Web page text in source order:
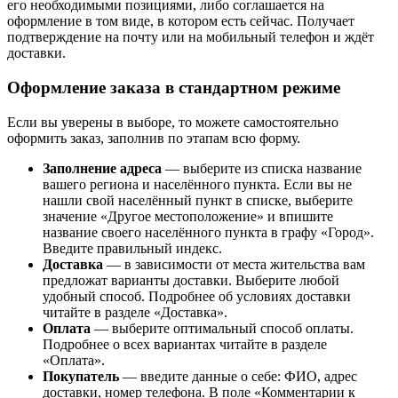
его необходимыми позициями, либо соглашается на
оформление в том виде, в котором есть сейчас. Получает
подтверждение на почту или на мобильный телефон и ждёт
доставки.
Оформление заказа в стандартном режиме
Если вы уверены в выборе, то можете самостоятельно
оформить заказ, заполнив по этапам всю форму.
Заполнение адреса — выберите из списка название
вашего региона и населённого пункта. Если вы не
нашли свой населённый пункт в списке, выберите
значение «Другое местоположение» и впишите
название своего населённого пункта в графу «Город».
Введите правильный индекс.
Доставка — в зависимости от места жительства вам
предложат варианты доставки. Выберите любой
удобный способ. Подробнее об условиях доставки
читайте в разделе «Доставка».
Оплата — выберите оптимальный способ оплаты.
Подробнее о всех вариантах читайте в разделе
«Оплата».
Покупатель — введите данные о себе: ФИО, адрес
доставки, номер телефона. В поле «Комментарии к